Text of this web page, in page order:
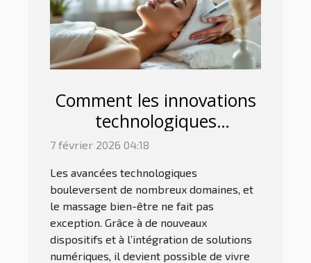
Comment les innovations
technologiques
transforment-elles le
massage bien-être ?
7 février 2026 04:18
Les avancées technologiques
bouleversent de nombreux domaines, et
le massage bien-être ne fait pas
exception. Grâce à de nouveaux
dispositifs et à l’intégration de solutions
numériques, il devient possible de vivre